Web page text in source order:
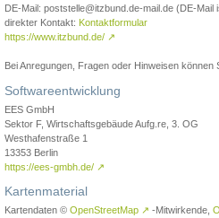
DE-Mail: poststelle@itzbund.de-mail.de (DE-
direkter Kontakt: Kontaktformular
https://www.itzbund.de/ ↗
Bei Anregungen, Fragen oder Hinweisen können
Softwareentwicklung
EES GmbH
Sektor F, Wirtschaftsgebäude Aufg.re, 3. OG
Westhafenstraße 1
13353 Berlin
https://ees-gmbh.de/ ↗
Kartenmaterial
Kartendaten © OpenStreetMap ↗ -Mitwirkende,